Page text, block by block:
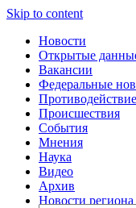
Skip to content
Новости
Открытые
Вакансии
Федеральные
Происшествия
События
Мнения
Наука
Видео
Архив
Новости региона